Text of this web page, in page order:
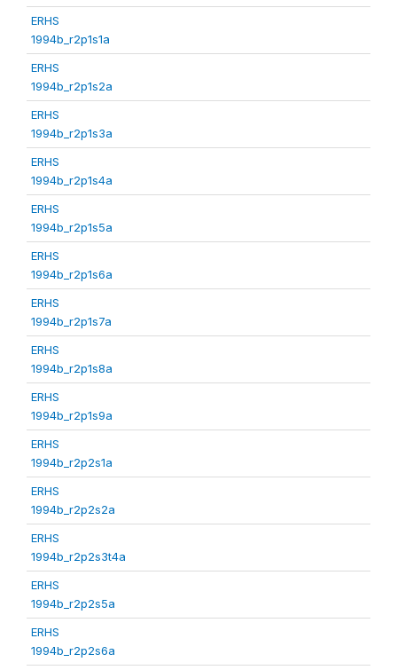
ERHS
1994b_r2p1s1a
ERHS
1994b_r2p1s2a
ERHS
1994b_r2p1s3a
ERHS
1994b_r2p1s4a
ERHS
1994b_r2p1s5a
ERHS
1994b_r2p1s6a
ERHS
1994b_r2p1s7a
ERHS
1994b_r2p1s8a
ERHS
1994b_r2p1s9a
ERHS
1994b_r2p2s1a
ERHS
1994b_r2p2s2a
ERHS
1994b_r2p2s3t4a
ERHS
1994b_r2p2s5a
ERHS
1994b_r2p2s6a